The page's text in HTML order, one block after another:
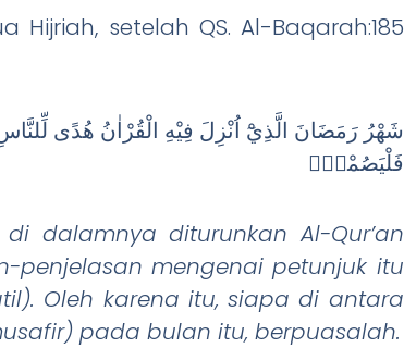
setelah QS. Al-Baqarah:185
شَهْرُ رَمَضَانَ الَّذِيْٓ اُنْزِلَ فِيْهِ الْقُرْاٰنُ هُدًى
فَلْيَصُمْهُۗ
dalamnya diturunkan Al-Qur’an
penjelasan mengenai petunjuk itu
Oleh karena itu, siapa di antara
pada bulan itu, berpuasalah.